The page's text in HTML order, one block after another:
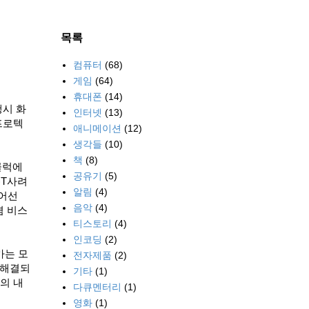
시 화
텍
에
사려
선
비스
는 모
결되
내
목록
컴퓨터 (68)
게임 (64)
휴대폰 (14)
인터넷 (13)
애니메이션 (12)
생각들 (10)
책 (8)
공유기 (5)
알림 (4)
음악 (4)
티스토리 (4)
인코딩 (2)
전자제품 (2)
기타 (1)
다큐멘터리 (1)
영화 (1)